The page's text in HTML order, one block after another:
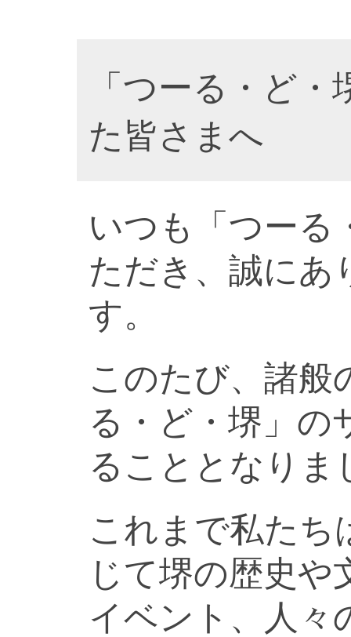
「つーる・ど
た皆さまへ
いつも「つーる
ただき、誠にあ
す。
このたび、諸般
る・ど・堺」の
ることとなりま
これまで私たち
じて堺の歴史や
イベント、人々